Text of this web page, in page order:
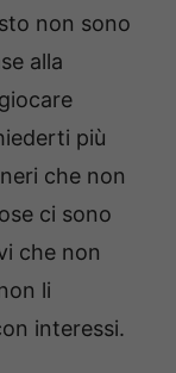
non sono
alla
più
che non
ci sono
che non
li
interessi.